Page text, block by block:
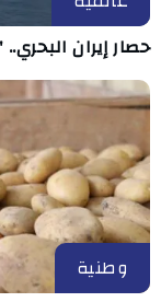
حصار إيران
وطنية